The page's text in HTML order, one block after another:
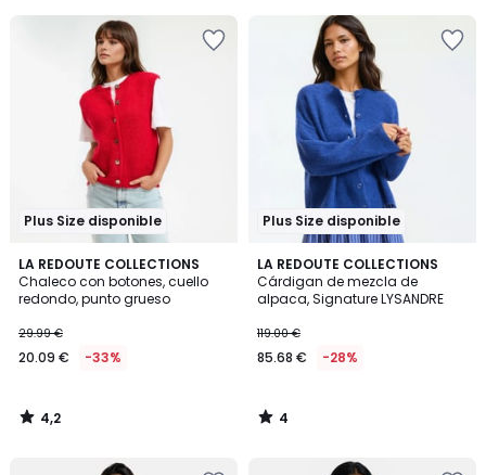
Plus Size disponible
LA REDOUTE COLLECTIONS
Chaleco con botones, cuello
redondo, punto grueso
29.99 €
20.09 € -33%
4,2
/ 5
4,2
/
Plus Size disponible
LA REDOUTE COLLECTIONS
Cárdigan de mezcla de
alpaca, Signature LYSANDRE
119.00 €
85.68 € -28%
4
/
5
4
/